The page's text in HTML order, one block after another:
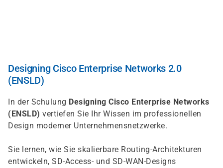
Designing Cisco Enterprise Networks 2.0
(ENSLD)
In der Schulung Designing Cisco Enterprise Networks
(ENSLD) vertiefen Sie Ihr Wissen im professionellen
Design moderner Unternehmensnetzwerke.
Sie lernen, wie Sie skalierbare Routing-Architekturen
entwickeln, SD-Access- und SD-WAN-Designs